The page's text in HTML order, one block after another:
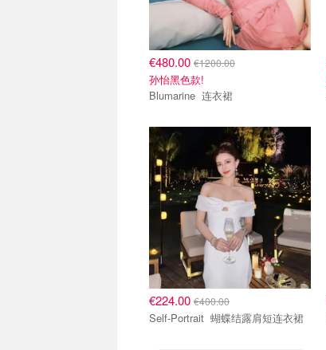
€480.00 €1200.00
孙怡黑色款!
Blumarine 连衣裙
€224.00 €400.00
Self-Portrait 蝴蝶结露肩短连衣裙